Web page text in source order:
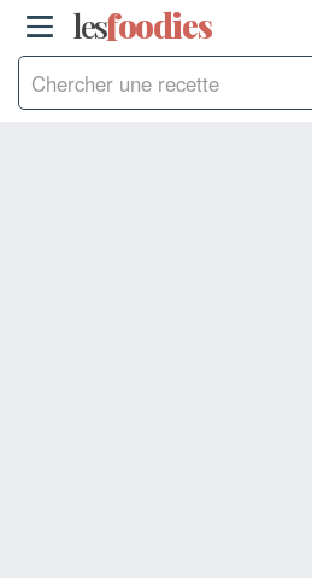
lesfoodies